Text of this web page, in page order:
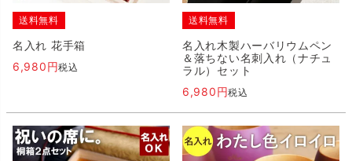
送料無料
名入れ 花手箱
6,980
税込
送料無料
名入れ木製ハーバリウムペン
＆落ちない名刺入れ（ナチュ
ラル）セット
6,980
税込